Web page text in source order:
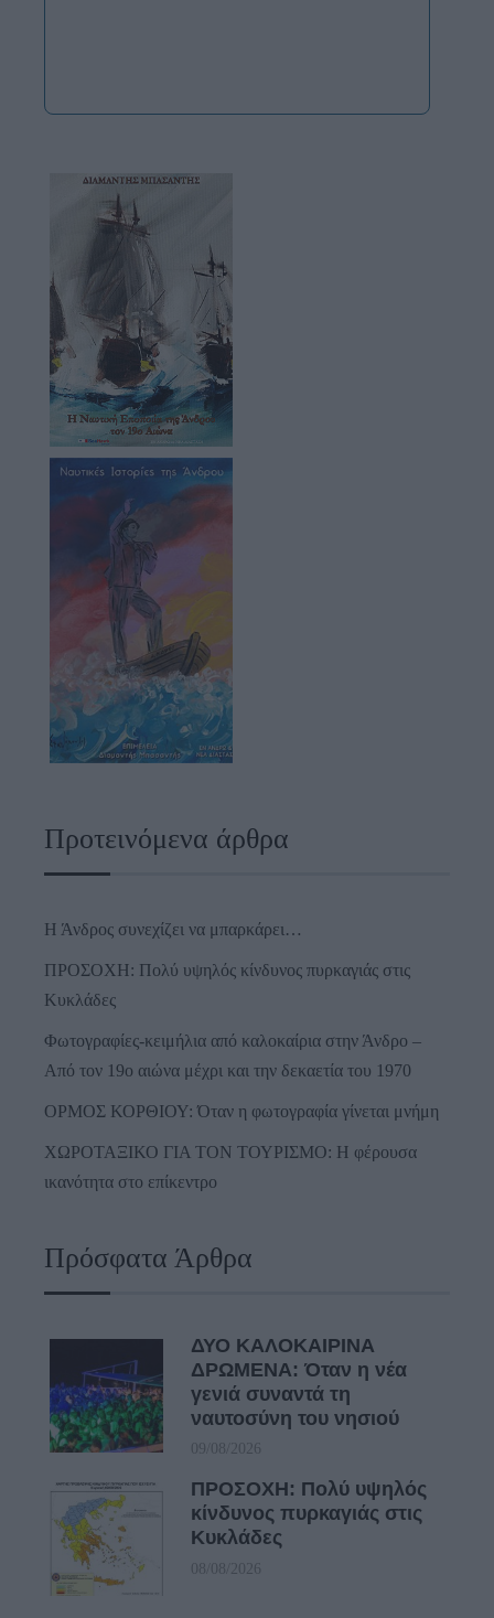
Προτεινόμενα άρθρα
Η Άνδρος συνεχίζει να μπαρκάρει…
ΠΡΟΣΟΧΗ: Πολύ υψηλός κίνδυνος πυρκαγιάς στις
Κυκλάδες
Φωτογραφίες-κειμήλια από καλοκαίρια στην Άνδρο –
Από τον 19ο αιώνα μέχρι και την δεκαετία του 1970
ΟΡΜΟΣ ΚΟΡΘΙΟΥ: Όταν η φωτογραφία γίνεται μνήμη
ΧΩΡΟΤΑΞΙΚΟ ΓΙΑ ΤΟΝ ΤΟΥΡΙΣΜΟ: Η φέρουσα
ικανότητα στο επίκεντρο
Πρόσφατα Άρθρα
ΔΥΟ ΚΑΛΟΚΑΙΡΙΝΑ
ΔΡΩΜΕΝΑ: Όταν η νέα
γενιά συναντά τη
ναυτοσύνη του νησιού
09/08/2026
ΠΡΟΣΟΧΗ: Πολύ υψηλός
κίνδυνος πυρκαγιάς στις
Κυκλάδες
08/08/2026